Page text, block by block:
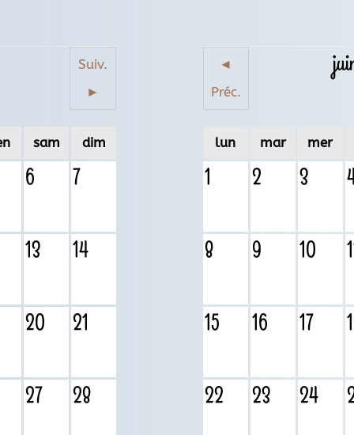
Suiv.
►
sam dim
6 7
13 14
20 21
27 28
◄
Préc.
lun mar mer
1 2 3
8 9 10
15 16 17
22 23 24